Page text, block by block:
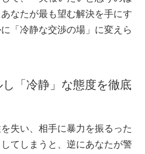
なたが最も望む解決を手にす
「冷静な交渉の場」に変えら
「冷静」な態度を徹底
失い、相手に暴力を振るった
てしまうと、逆にあなたが警